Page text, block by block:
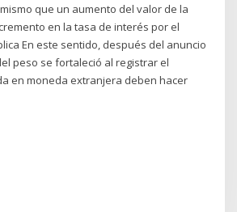
que un aumento del valor de la
en la tasa de interés por el
En este sentido, después del anuncio
peso se fortaleció al registrar el
en moneda extranjera deben hacer